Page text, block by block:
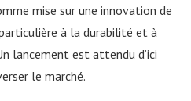
mise sur une innovation de
à la durabilité et à
lancement est attendu d’ici
le marché.